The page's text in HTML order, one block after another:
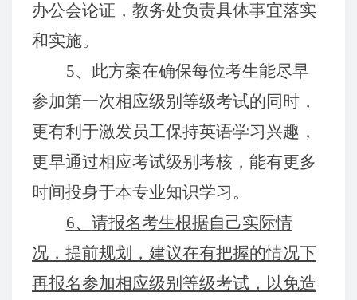
办公会论证， 教务处负责具体事宜落实
和实施。
5、此方案在确保每位考生能尽早
参加第一次相应级别 等级考试的同时 ，
更有利 于激发员工保持英语学习兴趣，
更早通过相应考试级别 考核，能有更多
时间投身于本专业知识学习。
6、 请报名考生根据自己实际情
况， 提前规划 ， 建议在有把握的情况下
再报名参加相应级别等级考试，以免造